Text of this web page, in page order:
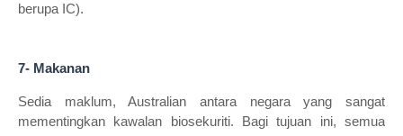
berupa IC).
7- Makanan
Sedia maklum, Australian antara negara yang sangat
mementingkan kawalan biosekuriti. Bagi tujuan ini, semua